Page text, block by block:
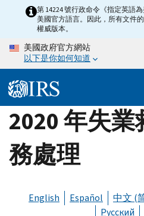
content
第 14224 號行政命令《指定英語
美國官方語言。因此，所有文件
權威版本。
美國政府官方網站
以下是你如何知道
2020 年失
務處理
English Español 中文 (
Русский